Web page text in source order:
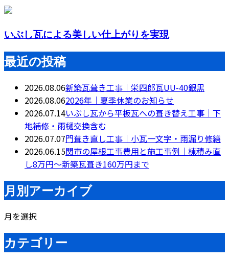
いぶし瓦による美しい仕上がりを実現
最近の投稿
2026.08.06新築瓦葺き工事｜栄四郎瓦UU-40銀黒
2026.08.062026年｜夏季休業のお知らせ
2026.07.14いぶし瓦から平板瓦への葺き替え工事｜下
地補修・雨樋交換含む
2026.07.07門葺き直し工事｜小瓦一文字・雨漏り修繕
2026.06.15関市の屋根工事費用と施工事例｜棟積み直
し8万円〜新築瓦葺き160万円まで
月別アーカイブ
月を選択
カテゴリー